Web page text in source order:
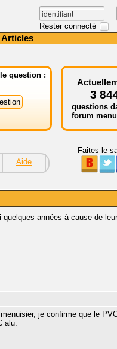
Rester connecté
Articles
question :
3
questions
forum
Aide
Faites le
années à cause de
je confirme que le
alu.